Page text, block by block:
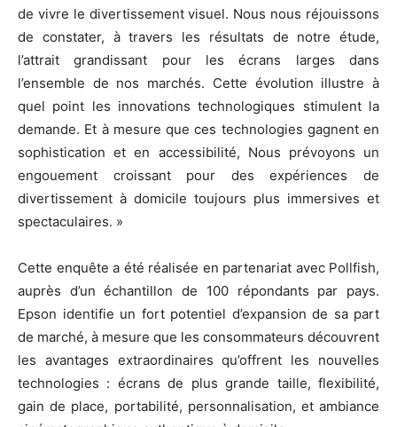
de vivre le divertissement visuel. Nous nous réjouissons
de constater, à travers les résultats de notre étude,
l’attrait grandissant pour les écrans larges dans
l’ensemble de nos marchés. Cette évolution illustre à
quel point les innovations technologiques stimulent la
demande. Et à mesure que ces technologies gagnent en
sophistication et en accessibilité, Nous prévoyons un
engouement croissant pour des expériences de
divertissement à domicile toujours plus immersives et
spectaculaires. »
Cette enquête a été réalisée en partenariat avec Pollfish,
auprès d’un échantillon de 100 répondants par pays.
Epson identifie un fort potentiel d’expansion de sa part
de marché, à mesure que les consommateurs découvrent
les avantages extraordinaires qu’offrent les nouvelles
technologies : écrans de plus grande taille, flexibilité,
gain de place, portabilité, personnalisation, et ambiance